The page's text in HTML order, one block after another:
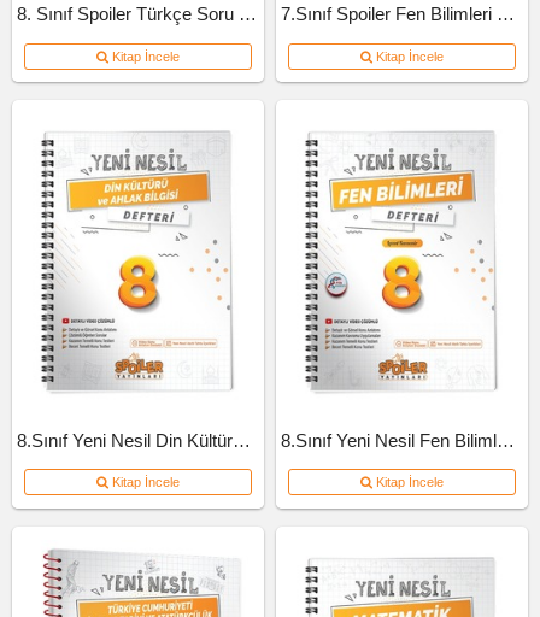
8. Sınıf Spoiler Türkçe Soru Bankası
Kitap İncele
7.Sınıf Spoiler Fen Bilimleri Soru Bankası
Kitap İncele
8.Sınıf Yeni Nesil Din Kültürü Defteri
Kitap İncele
8.Sınıf Yeni Nesil Fen Bilimleri Defteri
Kitap İncele